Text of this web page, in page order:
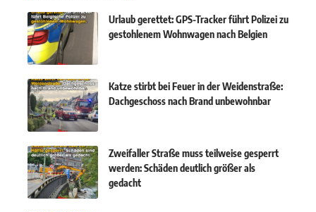
Urlaub gerettet: GPS-Tracker führt Polizei zu
gestohlenem Wohnwagen nach Belgien
Katze stirbt bei Feuer in der Weidenstraße:
Dachgeschoss nach Brand unbewohnbar
Zweifaller Straße muss teilweise gesperrt
werden: Schäden deutlich größer als
gedacht